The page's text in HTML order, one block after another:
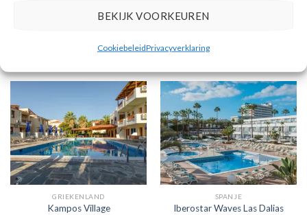
BEKIJK VOORKEUREN
CookiebeleidPrivacyverklaring
GRIEKENLAND
Kampos Village
SPANJE
Iberostar Waves Las Dalias